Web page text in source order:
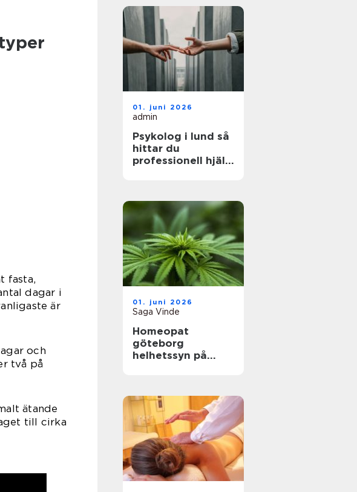
fasta,
dagar i
är
och
två på
ätande
till cirka
01. juni 2026
admin
Psykolog i lund så
hittar du
professionell hjälp
01. juni 2026
Saga Vinde
Homeopat
göteborg
helhetssyn på